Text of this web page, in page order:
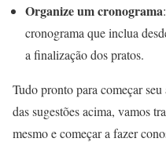
Organize um cronograma
cronograma que inclua
a finalização dos pratos.
Tudo pronto para começar
das sugestões acima, vamos
mesmo e começar a fazer